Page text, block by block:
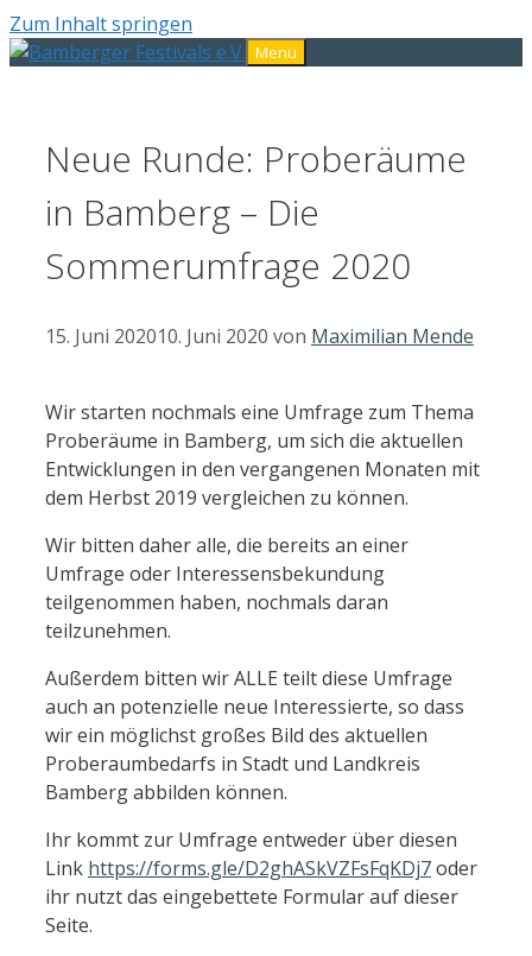
Zum Inhalt springen
Menü
Neue Runde: Proberäume
in Bamberg – Die
Sommerumfrage 2020
15. Juni 202010. Juni 2020 von Maximilian Mende
Wir starten nochmals eine Umfrage zum Thema
Proberäume in Bamberg, um sich die aktuellen
Entwicklungen in den vergangenen Monaten mit
dem Herbst 2019 vergleichen zu können.
Wir bitten daher alle, die bereits an einer
Umfrage oder Interessensbekundung
teilgenommen haben, nochmals daran
teilzunehmen.
Außerdem bitten wir ALLE teilt diese Umfrage
auch an potenzielle neue Interessierte, so dass
wir ein möglichst großes Bild des aktuellen
Proberaumbedarfs in Stadt und Landkreis
Bamberg abbilden können.
Ihr kommt zur Umfrage entweder über diesen
Link https://forms.gle/D2ghASkVZFsFqKDj7oder
ihr nutzt das eingebettete Formular auf dieser
Seite.